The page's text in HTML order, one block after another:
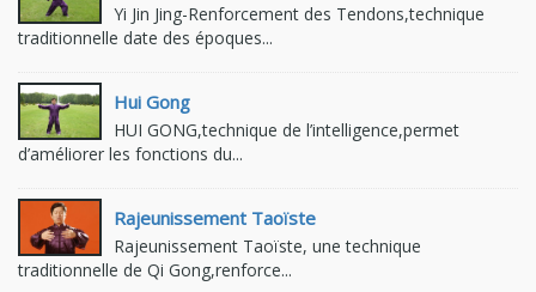
Yi Jin Jing-Renforcement des Tendons,technique
traditionnelle date des époques...
Hui Gong
HUI GONG,technique de l’intelligence,permet
d’améliorer les fonctions du...
Rajeunissement Taoïste
Rajeunissement Taoïste, une technique
traditionnelle de Qi Gong,renforce...